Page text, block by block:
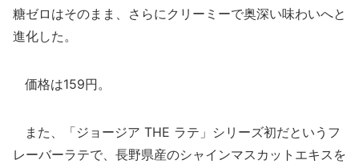
糖ゼロはそのまま、さらにクリーミーで奥深い味わいへと
進化した。
価格は159円。
また、「ジョージア THE ラテ」シリーズ初だというフ
レーバーラテで、長野県産のシャインマスカットエキスを